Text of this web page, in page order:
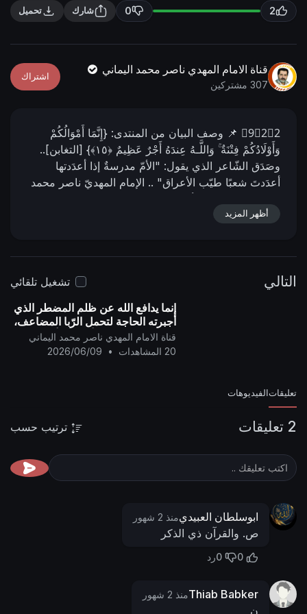
s
f
l
s
2
0 شارك تحميل
قناة الامام المهدي ناصر محمد اليماني
307 مشتركين
اشتراك
9⃣2⃣2⃣ 📌 وصف البیان من المنتدى: {إِنَّمَا أَمْوَالُكُمْ
وَأَوْلَادُكُمْ فِتْنَةٌ ۚ وَاللَّـهُ عِندَهُ أَجْرٌ عَظِيمٌ ﴿١٥﴾} [التغابن]..
وصَدَق الشّاعر الذي يقول: "الأمّ مدرسةٌ إذا أعدَدتها
أعدَدتَ شعبًا طيّب الأعراق" .. الإمام المهديّ ناصر محمد
02:41 صباحًا
📌 رابط البيان من المنتدى:
أظهر المزيد
التالي
تشغيل تلقائي
إنما يدافع الله عن ظلم المضطر الذي
أجبرته الحاجة لتحمل الرّبا المضاعف،
ويعلن الحرب على أصحاب أرباح الرّبا
..
قناة الامام المهدي ناصر محمد اليماني
20 المشاهدات
•
2026/06/09
تعليقات الفيديوهات
2 تعليقات ترتيب حسب
ابوسلطان العبيديمنذ 2 شهور
ص. والقرآن ذي الذكر
0
0رد
Thiab Babkerمنذ 2 شهور
ن